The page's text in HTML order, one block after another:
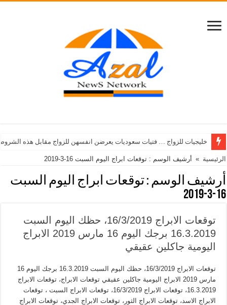
خليجيات للزواج … فتيات سعوديات يعرضن انفسهن للزواج مقابل هذه
الرئيسية » أرشيف الوسم : توقعات ابراج اليوم السبت 16-3-2019
أرشيف الوسم :توقعات ابراج اليوم السبت
16-3-2019
توقعات الابراج 16/3/2019، حظك اليوم السبت
16.3.2019 برجك اليوم 16 مارس 2019 الابراج
اليومية جاكلين عقيقي
توقعات الابراج 16/3/2019، حظك اليوم السبت 16.3.2019 برجك اليوم 16
مارس 2019 الابراج اليومية جاكلين عقيقي توقعات الابراج، توقعات الابراج
16.3.2019، توقعات الابراج 16/3/2019، توقعات الابراج السبت ، توقعات
الابراج الاسد، توقعات الابراج الثور، توقعات الابراج الجدي، توقعات الابراج